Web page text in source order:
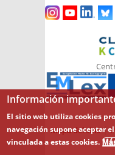
Mapa del sitio
Información
El sitio web utiliza cookies
navegación supone aceptar
vinculada a estas cookies.